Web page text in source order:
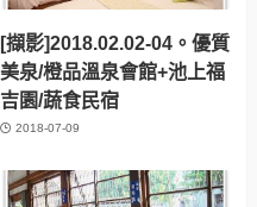
[擷影]2018.02.02-04。優質
美泉/橙品溫泉會館+池上福
吉園/蔬食民宿
2018-07-09